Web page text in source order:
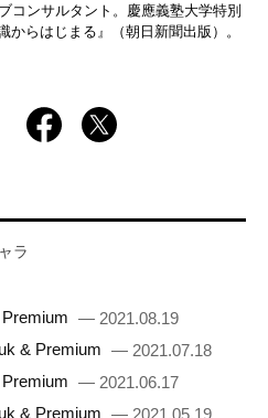
コンサルタント。慶應義塾大学特別
らはじまる』（朝日新聞出版）。
ラ
— 2021.08.19
& Premium — 2021.07.18
— 2021.06.17
& Premium — 2021.05.19